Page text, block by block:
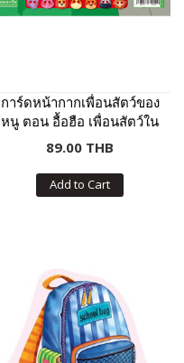
การ์ดหน้ากากเพื่อนสัตว์ของ
หนู ตอน อื้อฮือ เพื่อนสัตว์ใน
ป่าใหญ่
89.00 THB
Add to Cart